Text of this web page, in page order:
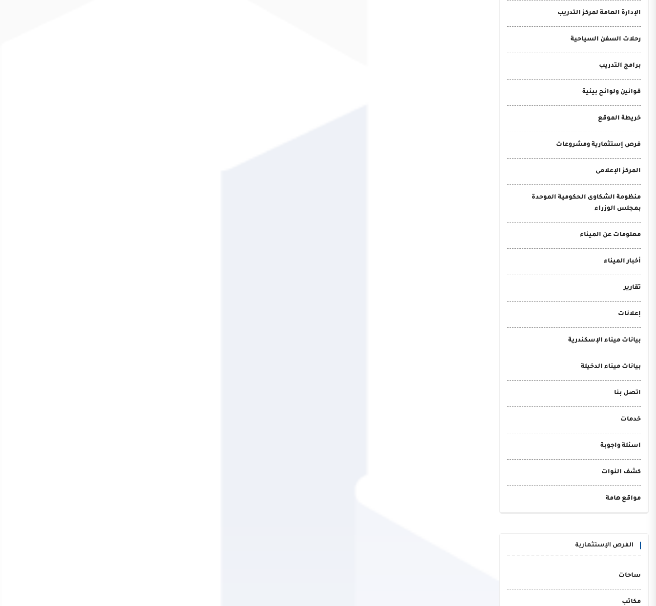
الإدارة العامة لمركز التدريب
رحلات السفن السياحية
برامج التدريب
قوانين ولوائح بيئية
خريطة الموقع
فرص إستثمارية ومشروعات
المركز الإعلامى
منظومة الشكاوى الحكومية الموحدة
بمجلس الوزراء
معلومات عن الميناء
أخبار الميناء
تقارير
إعلانات
بيانات ميناء الإسكندرية
بيانات ميناء الدخيلة
اتصل بنا
خدمات
اسئلة واجوبة
كشف النوات
مواقع هامة
الفرص الإستثمارية
ساحات
مكاتب